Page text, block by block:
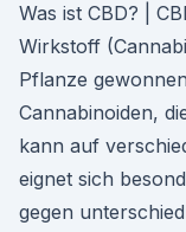
Was ist CBD? |
Wirkstoff
Pflanze
Cannabinoiden,
kann auf
eignet sich
gegen